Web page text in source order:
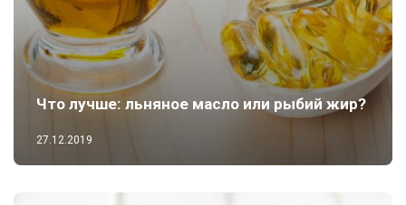
Что лучше: льняное масло или рыбий жир?
27.12.2019